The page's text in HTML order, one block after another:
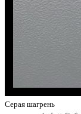
Серая шагрень